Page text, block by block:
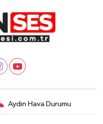
Aydın Hava Durumu